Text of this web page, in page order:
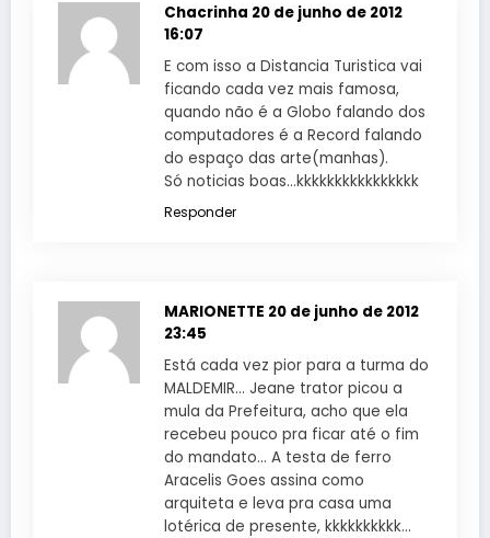
Chacrinha 20 de junho de 2012
16:07
E com isso a Distancia Turistica vai
ficando cada vez mais famosa,
quando não é a Globo falando dos
computadores é a Record falando
do espaço das arte(manhas).
Só noticias boas…kkkkkkkkkkkkkkkk
Responder
MARIONETTE 20 de junho de 2012
23:45
Está cada vez pior para a turma do
MALDEMIR… Jeane trator picou a
mula da Prefeitura, acho que ela
recebeu pouco pra ficar até o fim
do mandato… A testa de ferro
Aracelis Goes assina como
arquiteta e leva pra casa uma
lotérica de presente, kkkkkkkkkk…